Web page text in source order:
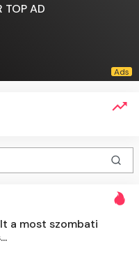
TOP AD
a most szombati